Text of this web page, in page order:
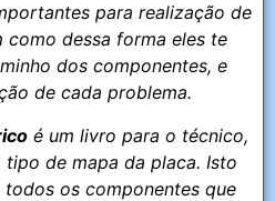
para realização de
como dessa forma eles te
dos componentes, e
de cada problema.
é um livro para o técnico,
de mapa da placa. Isto
todos os componentes que